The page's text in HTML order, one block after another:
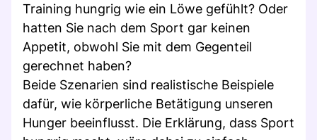
Training hungrig wie ein Löwe gefühlt? Oder
hatten Sie nach dem Sport gar keinen
Appetit, obwohl Sie mit dem Gegenteil
gerechnet haben?
Beide Szenarien sind realistische Beispiele
dafür, wie körperliche Betätigung unseren
Hunger beeinflusst. Die Erklärung, dass Sport